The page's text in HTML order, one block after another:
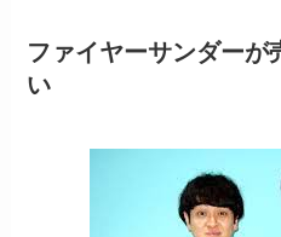
ファイヤーサンダー
い